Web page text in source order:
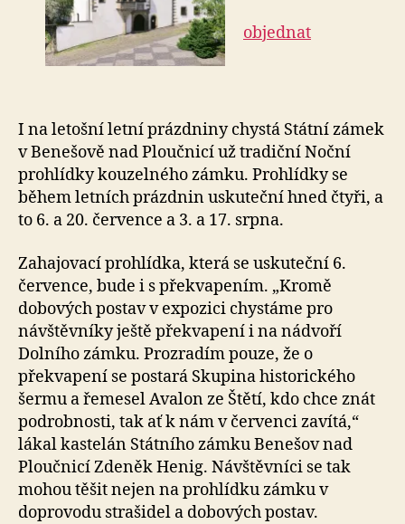
objednat
I na letošní letní prázdniny chystá Státní zámek
v Benešově nad Ploučnicí už tradiční Noční
prohlídky kouzelného zámku. Prohlídky se
během letních prázdnin uskuteční hned čtyři, a
to 6. a 20. července a 3. a 17. srpna.
Zahajovací prohlídka, která se uskuteční 6.
července, bude i s překvapením. „Kromě
dobových postav v expozici chystáme pro
návštěvníky ještě překvapení i na nádvoří
Dolního zámku. Prozradím pouze, že o
překvapení se postará Skupina historického
šermu a řemesel Avalon ze Štětí, kdo chce znát
podrobnosti, tak ať k nám v červenci zavítá,“
lákal kastelán Státního zámku Benešov nad
Ploučnicí Zdeněk Henig. Návštěvníci se tak
mohou těšit nejen na prohlídku zámku v
doprovodu strašidel a dobových postav.